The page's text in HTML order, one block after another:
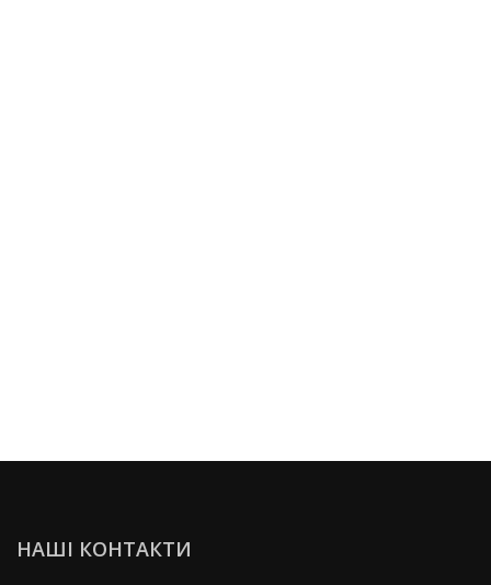
НАШІ КОНТАКТИ